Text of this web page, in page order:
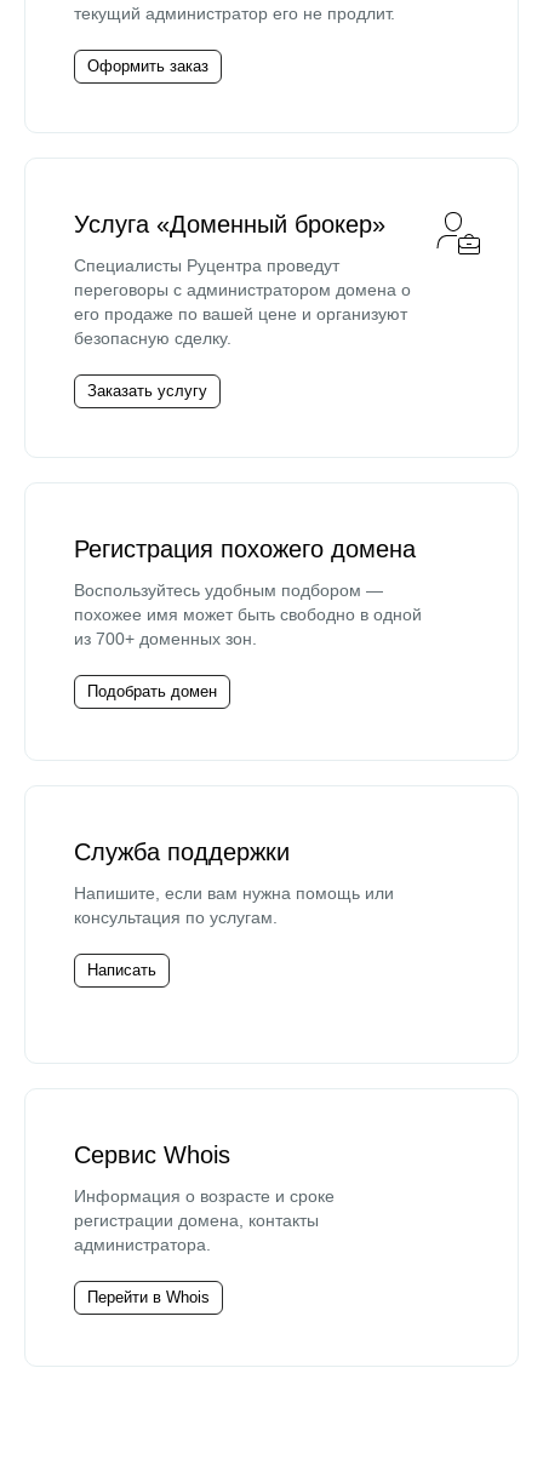
текущий администратор его не продлит.
Оформить заказ
Услуга «Доменный брокер»
Специалисты Руцентра проведут
переговоры с администратором домена о
его продаже по вашей цене и организуют
безопасную сделку.
Заказать услугу
Регистрация похожего домена
Воспользуйтесь удобным подбором —
похожее имя может быть свободно в одной
из 700+ доменных зон.
Подобрать домен
Служба поддержки
Напишите, если вам нужна помощь или
консультация по услугам.
Написать
Сервис Whois
Информация о возрасте и сроке
регистрации домена, контакты
администратора.
Перейти в Whois